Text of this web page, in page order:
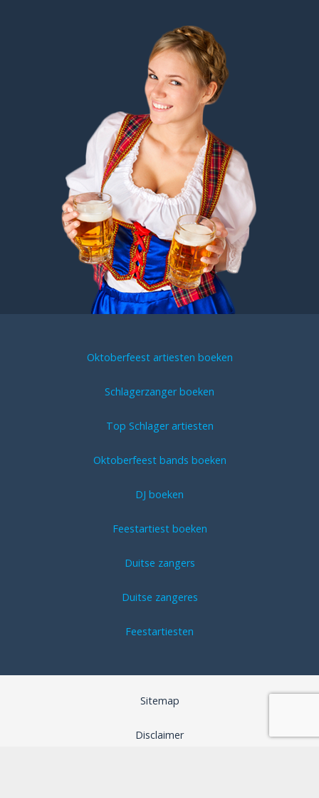
Oktoberfeest artiesten boeken
Schlagerzanger boeken
Top Schlager artiesten
Oktoberfeest bands boeken
DJ boeken
Feestartiest boeken
Duitse zangers
Duitse zangeres
Feestartiesten
Sitemap
Disclaimer